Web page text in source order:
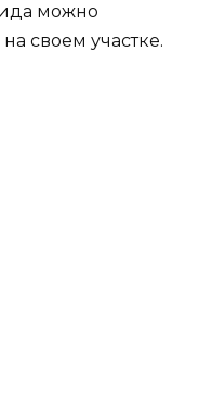
можно
своем участке.